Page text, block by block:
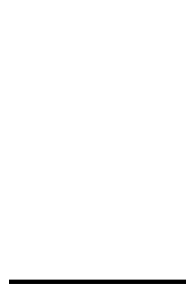
นั้น สิ่งที่เราพยายามทำก็คือ ยกระดับการ